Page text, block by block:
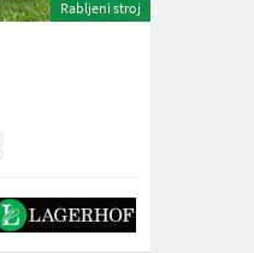
Rabljeni stroj